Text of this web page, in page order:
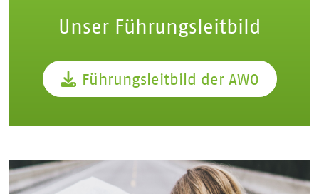
Unser Führungsleitbild
Führungsleitbild der AWO